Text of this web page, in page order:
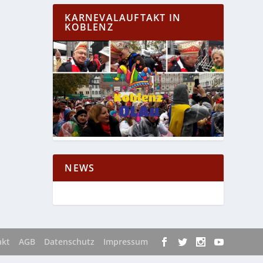
KARNEVALAUFTAKT IN
KOBLENZ
NEWS
AGB Datenschutz
Impressum